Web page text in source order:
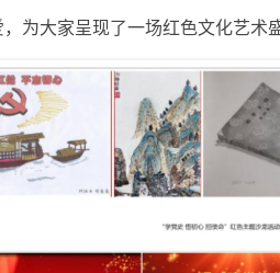
为大家呈现了一场红色文化艺术